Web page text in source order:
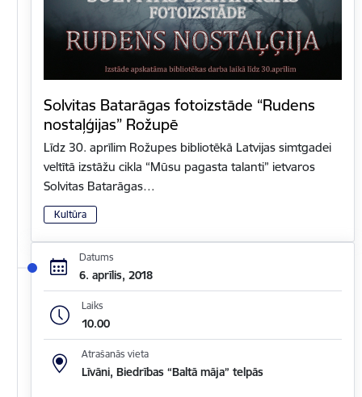
Solvitas Batarāgas fotoizstāde “Rudens
nostaļģijas” Rožupē
Līdz 30. aprīlim Rožupes bibliotēkā Latvijas simtgadei
veltītā izstāžu cikla “Mūsu pagasta talanti” ietvaros
Solvitas Batarāgas…
Kultūra
Datums
6. aprīlis, 2018
Laiks
10.00
Atrašanās vieta
Līvāni, Biedrības “Baltā māja” telpās